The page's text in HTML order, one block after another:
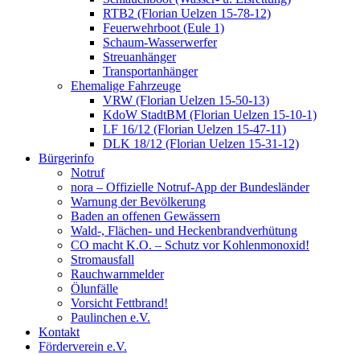
RTB2 (Florian Uelzen 15-78-12)
Feuerwehrboot (Eule 1)
Schaum-Wasserwerfer
Streuanhänger
Transportanhänger
Ehemalige Fahrzeuge
VRW (Florian Uelzen 15-50-13)
KdoW StadtBM (Florian Uelzen 15-10-1)
LF 16/12 (Florian Uelzen 15-47-11)
DLK 18/12 (Florian Uelzen 15-31-12)
Bürgerinfo
Notruf
nora – Offizielle Notruf-App der Bundesländer
Warnung der Bevölkerung
Baden an offenen Gewässern
Wald-, Flächen- und Heckenbrandverhütung
CO macht K.O. – Schutz vor Kohlenmonoxid!
Stromausfall
Rauchwarnmelder
Ölunfälle
Vorsicht Fettbrand!
Paulinchen e.V.
Kontakt
Förderverein e.V.